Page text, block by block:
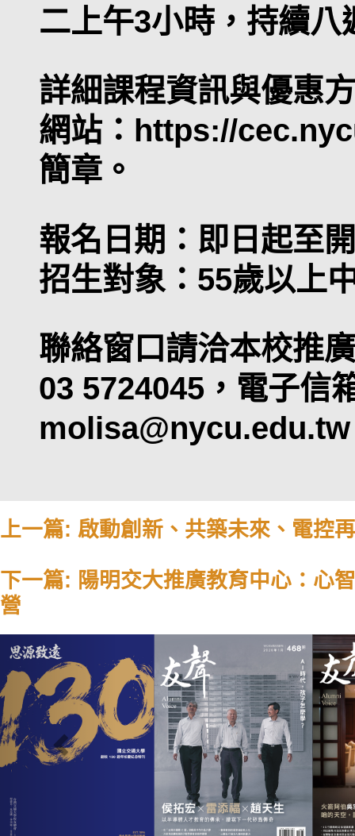
二上午3小時，持續八
詳細課程資訊與優惠
網站： https://
簡章。
報名日期：即日起至
招生對象：55歲以上
聯絡窗口請洽本校推
03 5724045，電子信
上一篇: 啟動創新、共築未來、電控
下一篇: 陽明交大推廣教育中心：心
營
Previous